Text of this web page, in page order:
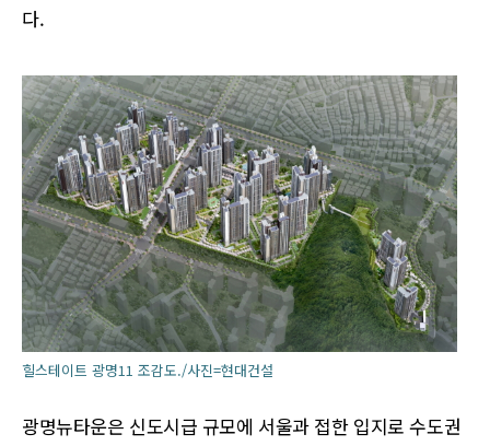
다.
힐스테이트 광명11 조감도./사진=현대건설
광명뉴타운은 신도시급 규모에 서울과 접한 입지로 수도권